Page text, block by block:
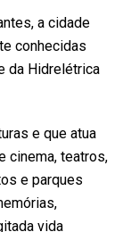
a cidade
conhecidas
da Hidrelétrica
e que atua
cinema, teatros,
e parques
vida